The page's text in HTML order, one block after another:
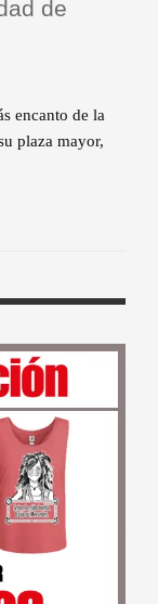
de
encanto de la
plaza mayor,